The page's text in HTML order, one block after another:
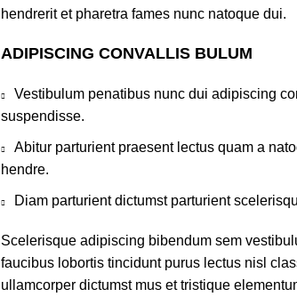
hendrerit et pharetra fames nunc natoque dui.
ADIPISCING CONVALLIS BULUM
Vestibulum penatibus nunc dui adipiscing
suspendisse.
Abitur parturient praesent lectus quam a
hendre.
Diam parturient dictumst parturient
Scelerisque adipiscing bibendum sem
faucibus lobortis tincidunt purus lectus nisl
ullamcorper dictumst mus et tristique